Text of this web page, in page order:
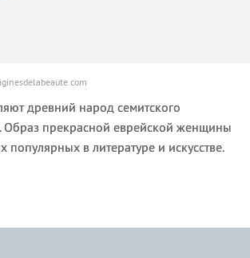
древний народ семитского
Образ прекрасной еврейской женщины
в литературе и искусстве.